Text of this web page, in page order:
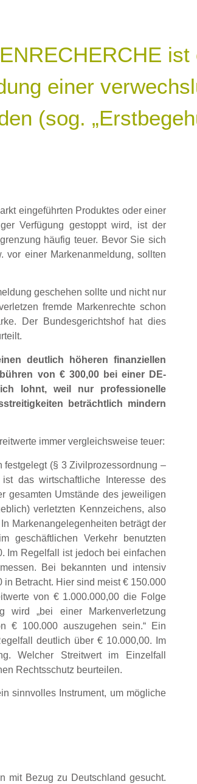
ist
einer
(sog.
eingeführten Produktes oder einer
Verfügung gestoppt wird, ist der
häufig teuer. Bevor Sie sich
vor einer Markenanmeldung, sollten
geschehen sollte und nicht nur
fremde Markenrechte schon
Der Bundesgerichtshof hat dies
deutlich höheren finanziellen
von € 300,00 bei einer DE-
lohnt, weil nur professionelle
beträchtlich mindern
immer vergleichsweise teuer:
festgelegt (§ 3 Zivilprozessordnung –
das wirtschaftliche Interesse des
gesamten Umstände des jeweiligen
verletzten Kennzeichens, also
Markenangelegenheiten beträgt der
geschäftlichen Verkehr benutzten
Im Regelfall ist jedoch bei einfachen
Bei bekannten und intensiv
in Betracht. Hier sind meist € 150.000
von € 1.000.000,00 die Folge
wird „bei einer Markenverletzung
€ 100.000 auszugehen sein.“ Ein
deutlich über € 10.000,00. Im
Welcher Streitwert im Einzelfall
Rechtsschutz beurteilen.
sinnvolles Instrument, um mögliche
mit Bezug zu Deutschland gesucht.